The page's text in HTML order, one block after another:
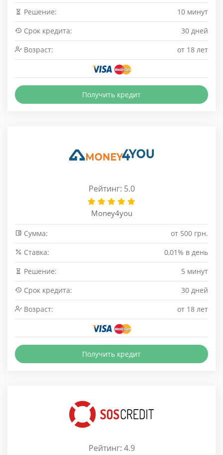
Решение:
10 минут
Срок кредита:
30 дней
Возраст:
от 18 лет
Получить кредит
Рейтинг: 5.0
Money4you
Сумма:
от 500 грн.
Cтавка:
0,01% в день
Решение:
5 минут
Срок кредита:
30 дней
Возраст:
от 18 лет
Получить кредит
Рейтинг: 4.9